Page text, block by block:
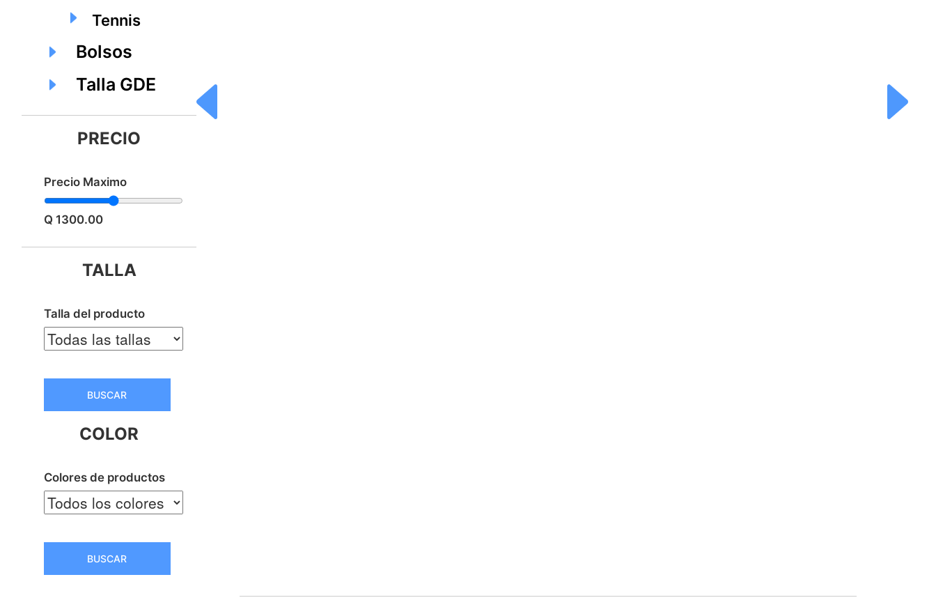
Tennis
Bolsos
Talla GDE
PRECIO
Precio Maximo
Q 1300.00
TALLA
Talla del producto
BUSCAR
COLOR
Colores de productos
BUSCAR